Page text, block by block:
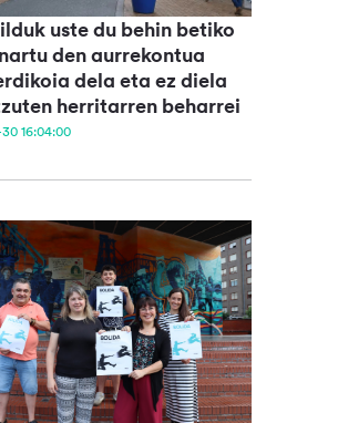
uste du behin betiko
den aurrekontua
dela eta ez diela
herritarren beharrei
30 16:04:00